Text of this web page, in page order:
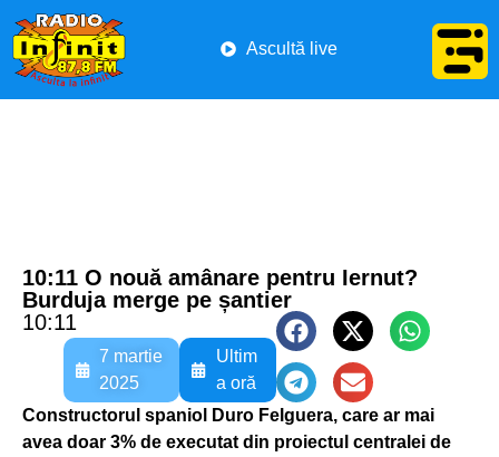
Ascultă live
10:11 O nouă amânare pentru Iernut?
Burduja merge pe șantier
10:11
7 martie
2025
Ultim
a oră
Constructorul spaniol Duro Felguera, care ar mai
avea doar 3% de executat din proiectul centralei de